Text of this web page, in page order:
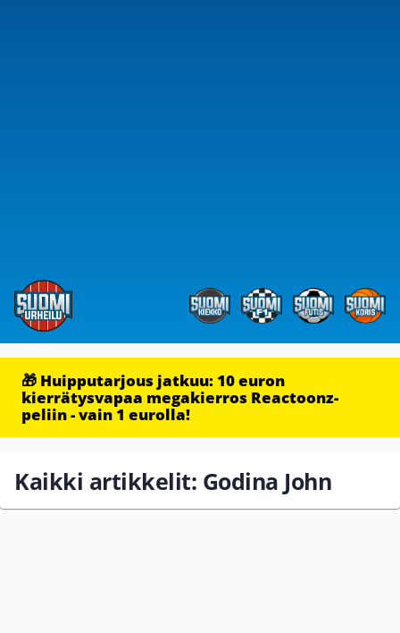
🎁 Huipputarjous jatkuu: 10 euron
kierrätysvapaa megakierros Reactoonz-
peliin - vain 1 eurolla!
Kaikki artikkelit: Godina John